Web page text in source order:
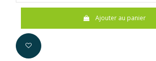
Ajouter au panier